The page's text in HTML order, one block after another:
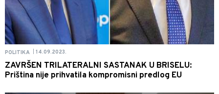
POLITIKA 14.09.2023.
ZAVRŠEN TRILATERALNI SASTANAK U BRISELU:
Priština nije prihvatila kompromisni predlog EU